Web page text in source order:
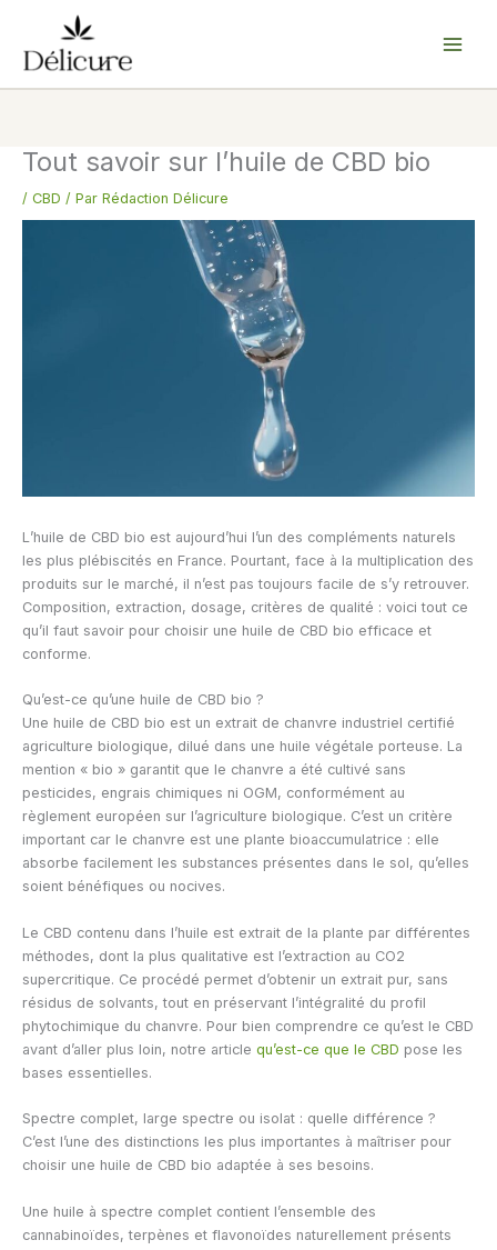
contenu
Tout savoir sur l’huile de CBD bio
/ CBD / Par Rédaction Délicure
L’huile de CBD bio est aujourd’hui l’un des compléments naturels
les plus plébiscités en France. Pourtant, face à la multiplication des
produits sur le marché, il n’est pas toujours facile de s’y retrouver.
Composition, extraction, dosage, critères de qualité : voici tout ce
qu’il faut savoir pour choisir une huile de CBD bio efficace et
conforme.
Qu’est-ce qu’une huile de CBD bio ?
Une huile de CBD bio est un extrait de chanvre industriel certifié
agriculture biologique, dilué dans une huile végétale porteuse. La
mention « bio » garantit que le chanvre a été cultivé sans
pesticides, engrais chimiques ni OGM, conformément au
règlement européen sur l’agriculture biologique. C’est un critère
important car le chanvre est une plante bioaccumulatrice : elle
absorbe facilement les substances présentes dans le sol, qu’elles
soient bénéfiques ou nocives.
Le CBD contenu dans l’huile est extrait de la plante par différentes
méthodes, dont la plus qualitative est l’extraction au CO2
supercritique. Ce procédé permet d’obtenir un extrait pur, sans
résidus de solvants, tout en préservant l’intégralité du profil
phytochimique du chanvre. Pour bien comprendre ce qu’est le CBD
avant d’aller plus loin, notre article qu’est-ce que le CBD pose les
bases essentielles.
Spectre complet, large spectre ou isolat : quelle différence ?
C’est l’une des distinctions les plus importantes à maîtriser pour
choisir une huile de CBD bio adaptée à ses besoins.
Une huile à spectre complet contient l’ensemble des
cannabinoïdes, terpènes et flavonoïdes naturellement présents